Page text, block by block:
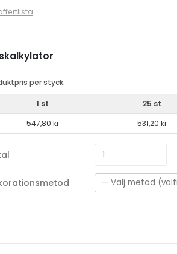
per styck:
1 st 25 st
547,80 kr 531,20 kr